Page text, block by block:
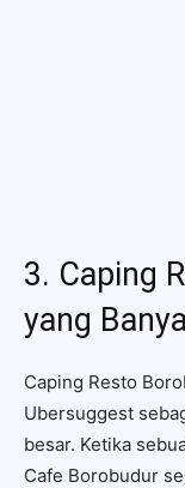
3. Caping
yang
Caping Resto
Ubersuggest
besar. Ketika
Cafe Borobudur